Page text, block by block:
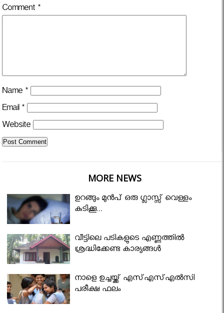
Comment *
Name *
Email *
Website
MORE NEWS
ഉറങ്ങും മുന്‍പ് ഒരു ഗ്ലാസ്സ് വെള്ളം
കുടിക്കൂ...
വീട്ടിലെ പടികളുടെ എണ്ണത്തിൽ
ശ്രദ്ധിക്കേണ്ട കാര്യങ്ങൾ
നാളെ ഉച്ചയ്ക്ക് എസ്എസ്എല്‍സി
പരീക്ഷ ഫലം